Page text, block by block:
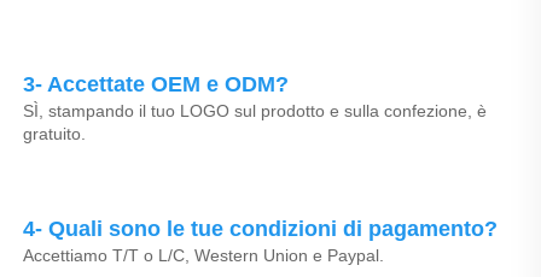
3- Accettate OEM e ODM?
SÌ, stampando il tuo LOGO sul prodotto e sulla confezione, è
gratuito.
4- Quali sono le tue condizioni di pagamento?
Accettiamo T/T o L/C, Western Union e Paypal.